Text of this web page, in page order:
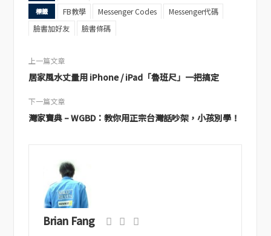
標籤 FB教學 Messenger Codes
Messenger代碼
臉書加好友
臉書條碼
上一篇文章
居家風水丈量用 iPhone / iPad「魯班尺」一把搞定
下一篇文章
灣家寶典 – WGBD：教你用正宗台灣話吵架，小孩別學！
Brian Fang